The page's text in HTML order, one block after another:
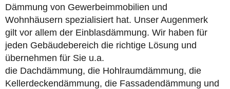
Dämmung von Gewerbeimmobilien und
Wohnhäusern spezialisiert hat. Unser Augenmerk
gilt vor allem der Einblasdämmung. Wir haben für
jeden Gebäudebereich die richtige Lösung und
übernehmen für Sie u.a.
die Dachdämmung, die Hohlraumdämmung, die
Kellerdeckendämmung, die Fassadendämmung und